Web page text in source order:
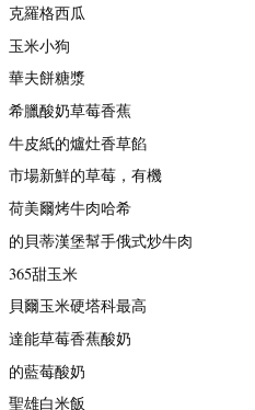
克羅格西瓜
玉米小狗
華夫餅糖漿
希臘酸奶草莓香蕉
牛皮紙的爐灶香草餡
市場新鮮的草莓，有機
荷美爾烤牛肉哈希
的貝蒂漢堡幫手俄式炒牛肉
365甜玉米
貝爾玉米硬塔科最高
達能草莓香蕉酸奶
的藍莓酸奶
聖雄白米飯